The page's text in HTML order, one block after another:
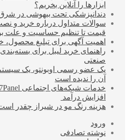
ابزارها را آنلاین بخریم؟
دندانپزشکی تحت بیهوشی در
سوالات متداول درباره خرید و
قیمت تا تنظیم حساسیت و علت
اهمیت آگهی برای تبلیغ
راهنمای خرید لیبل برای
صنعتی
یک عضو رسمی اوبونتو، یک
آن را ندیده است
افزایش درآمد
هزینه رنگ مو در شیراز چقدر
ورود
نوشته تصادفی